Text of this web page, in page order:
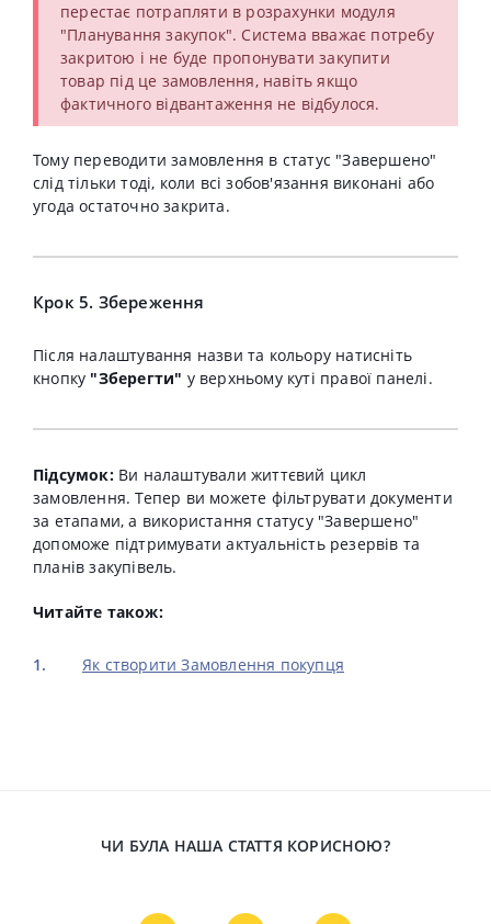
перестає потрапляти в розрахунки модуля
"Планування закупок". Система вважає потребу
закритою і не буде пропонувати закупити
товар під це замовлення, навіть якщо
фактичного відвантаження не відбулося.
Тому переводити замовлення в статус "Завершено"
слід тільки тоді, коли всі зобов'язання виконані або
угода остаточно закрита.
Крок 5. Збереження
Після налаштування назви та кольору натисніть
кнопку "Зберегти" у верхньому куті правої панелі.
Підсумок:Ви налаштували життєвий цикл
замовлення. Тепер ви можете фільтрувати документи
за етапами, а використання статусу "Завершено"
допоможе підтримувати актуальність резервів та
планів закупівель.
Читайте також:
Як створити Замовлення покупця
ЧИ БУЛА НАША СТАТТЯ КОРИСНОЮ?